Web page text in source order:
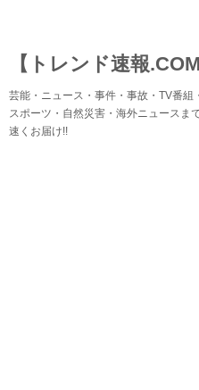
【トレンド速報.COM
芸能・ニュース・事件・事故・TV番組
スポーツ・自然災害・海外ニュースま
速くお届け!!